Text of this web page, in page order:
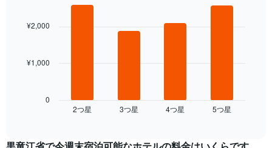
し
ま
本
の
料
金
with
次
日
2​つ星​ 3​つ星​ 4​つ星​ 5​つ星​
0
¥1,000
¥2,000